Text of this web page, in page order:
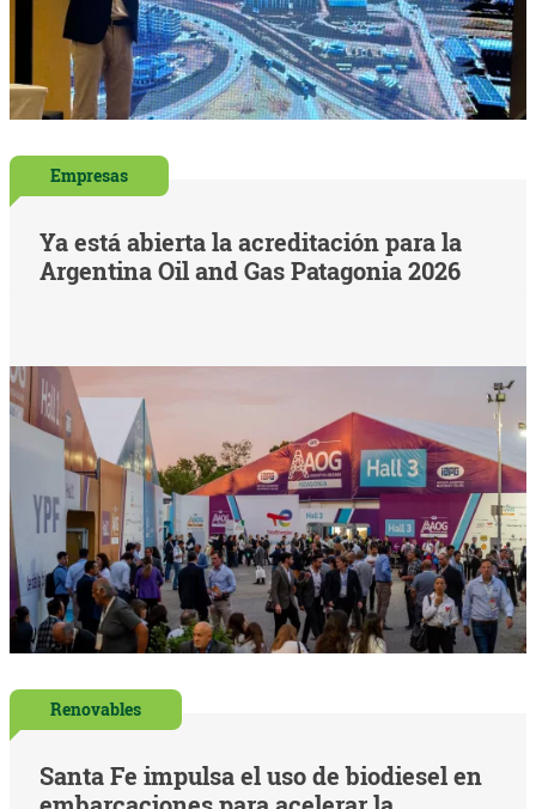
Empresas
Ya está abierta la acreditación para la
Argentina Oil and Gas Patagonia 2026
Renovables
Santa Fe impulsa el uso de biodiesel en